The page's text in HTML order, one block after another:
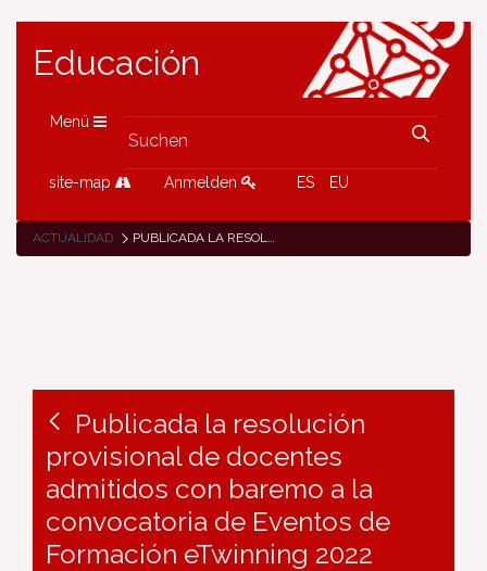
Educación
Menü
site-map Anmelden ES EU
ACTUALIDAD PUBLICADA LA RESOLUCIÓN PROVISIONAL DE DOCENTES ADMITIDOS CON BAREMO A LA CONVOCATORIA DE EVENTOS DE FORMACIÓN ETWINNING 2022
Publicada la resolución
provisional de docentes
admitidos con baremo a la
convocatoria de Eventos de
Formación eTwinning 2022